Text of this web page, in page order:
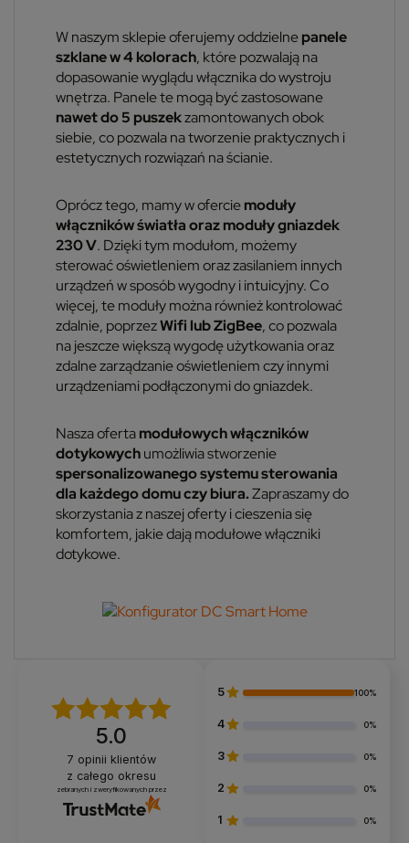
W naszym sklepie oferujemy oddzielnepanele
szklane w 4 kolorach, które pozwalają na
dopasowanie wyglądu włącznika do wystroju
wnętrza. Panele te mogą być zastosowane
nawet do 5 puszekzamontowanych obok
siebie, co pozwala na tworzenie praktycznych i
estetycznych rozwiązań na ścianie.
Oprócz tego, mamy w oferciemoduły
włączników światła oraz moduły gniazdek
230 V. Dzięki tym modułom, możemy
sterować oświetleniem oraz zasilaniem innych
urządzeń w sposób wygodny i intuicyjny. Co
więcej, te moduły można również kontrolować
zdalnie, poprzezWifi lub ZigBee, co pozwala
na jeszcze większą wygodę użytkowania oraz
zdalne zarządzanie oświetleniem czy innymi
urządzeniami podłączonymi do gniazdek.
Nasza ofertamodułowych włączników
dotykowychumożliwia stworzenie
spersonalizowanego systemu sterowania
dla każdego domu czy biura.Zapraszamy do
skorzystania z naszej oferty i cieszenia się
komfortem, jakie dają modułowe włączniki
dotykowe.
5.0
7 opinii klientów
z całego okresu
zebranych i zweryfikowanych przez
5 100%
4 0%
3 0%
2 0%
1 0%